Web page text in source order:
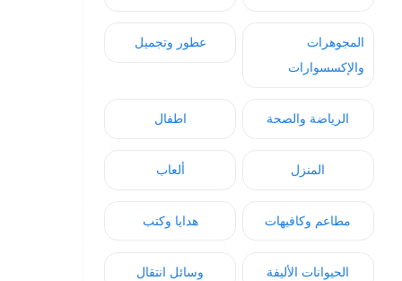
المجوهرات
والإكسسوارات
عطور وتجميل
الرياضة والصحة اطفال
المنزل ألعاب
مطاعم وكافيهات هدايا وكتب
الحيوانات الأليفة وسائل انتقال